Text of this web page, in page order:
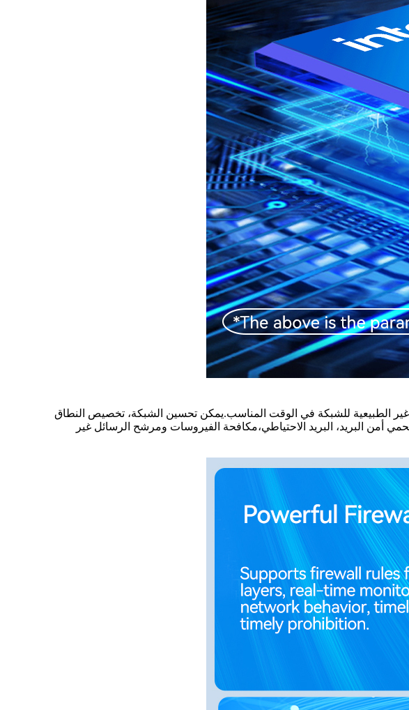
الطبيعية للشبكة في الوقت المناسب.يمكن تحسين الشبكة، تخصيص النطاق
البريد، البريد الاحتياطي،مكافحة الفيروسات ومرشح الرسائل غير